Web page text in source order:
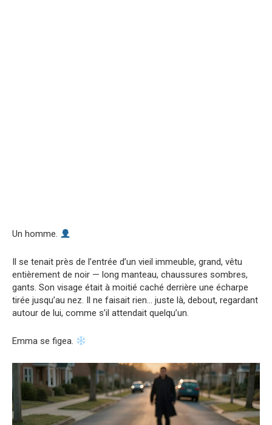
Un homme.
Il se tenait près de l’entrée d’un vieil immeuble, grand, vêtu
entièrement de noir — long manteau, chaussures sombres,
gants. Son visage était à moitié caché derrière une écharpe
tirée jusqu’au nez. Il ne faisait rien… juste là, debout, regardant
autour de lui, comme s’il attendait quelqu’un.
Emma se figea.